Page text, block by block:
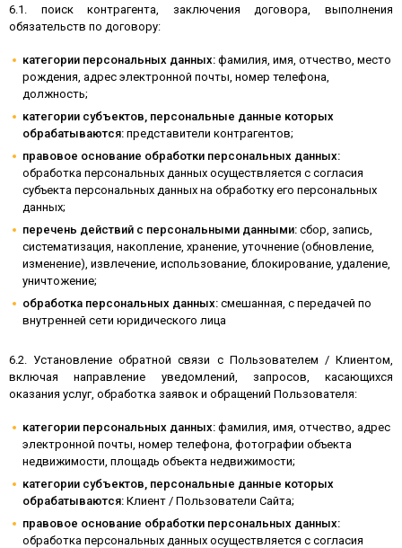
6.1. поиск контрагента, заключения договора, выполнения
обязательств по договору:
категории персональных данных: фамилия, имя, отчество, место
рождения, адрес электронной почты, номер телефона,
должность;
категории субъектов, персональные данные которых
обрабатываются: представители контрагентов;
правовое основание обработки персональных данных:
обработка персональных данных осуществляется с согласия
субъекта персональных данных на обработку его персональных
данных;
перечень действий с персональными данными: сбор, запись,
систематизация, накопление, хранение, уточнение (обновление,
изменение), извлечение, использование, блокирование, удаление,
уничтожение;
обработка персональных данных: смешанная, с передачей по
внутренней сети юридического лица
6.2. Установление обратной связи с Пользователем / Клиентом,
включая направление уведомлений, запросов, касающихся
оказания услуг, обработка заявок и обращений Пользователя:
категории персональных данных: фамилия, имя, отчество, адрес
электронной почты, номер телефона, фотографии объекта
недвижимости, площадь объекта недвижимости;
категории субъектов, персональные данные которых
обрабатываются: Клиент / Пользователи Сайта;
правовое основание обработки персональных данных:
обработка персональных данных осуществляется с согласия